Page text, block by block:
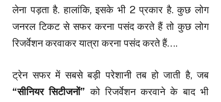
लेना पड़ता है. हालांकि, इसके भी 2 प्रकार है. कुछ लोग
जनरल टिकट से सफर करना पसंद करते हैं तो कुछ लोग
रिजर्वेशन करवाकर यात्रा करना पसंद करते हैं….
ट्रेन सफर में सबसे बड़ी परेशानी तब हो जाती है, जब
“सीनियर सिटीजनों”को रिजर्वेशन करवाने के बाद भी